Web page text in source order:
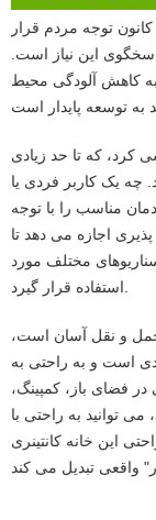
توجه مردم قرار
این نیاز است.
به کاهش آلودگی محیط
کرد، که تا حد زیادی
چه یک کاربر فردی یا
مناسب را با توجه
اجازه می دهد تا
مختلف مورد
حمل و نقل آسان است،
است و به راحتی به
فضای باز، کمپینگ،
توانید به راحتی با
این خانه کانتینری